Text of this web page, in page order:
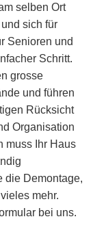
selben Ort
sich für
Senioren und
Schritt.
grosse
und führen
Rücksicht
Organisation
muss Ihr Haus
die Demontage,
mehr.
bei uns.